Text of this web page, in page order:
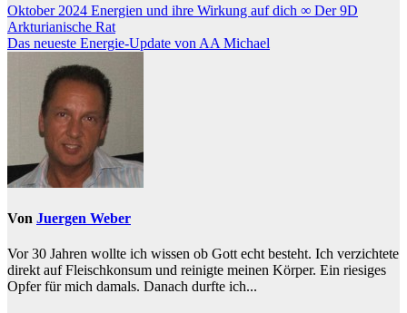
Beitragsnavigation
Oktober 2024 Energien und ihre Wirkung auf dich ∞ Der 9D
Arkturianische Rat
Das neueste Energie-Update von AA Michael
Von Juergen Weber
Vor 30 Jahren wollte ich wissen ob Gott echt besteht. Ich verzichtete
direkt auf Fleischkonsum und reinigte meinen Körper. Ein riesiges
Opfer für mich damals. Danach durfte ich...